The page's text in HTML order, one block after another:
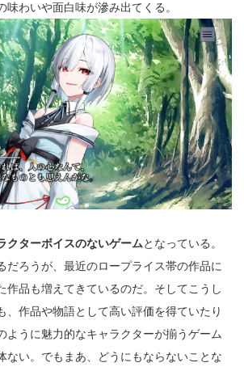
味わいや面白味が滲み出てくる。
クターボイスのないゲームとなっている。
だろうが、最近のロープライス帯の作品に
作品も増えてきているのだ。そしてこうし
、作品や物語として高い評価を得ていたり
ように魅力的なキャラクターが揃うゲーム
ない。でもまあ、どうにもならないことな